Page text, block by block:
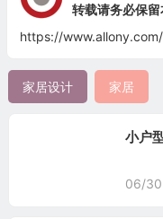
转载请务必保留
https://
家居设计 家居
小户
06/30